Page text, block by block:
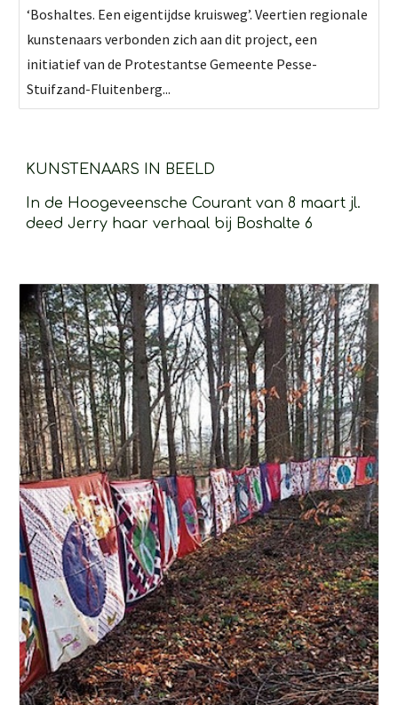
‘Boshaltes. Een eigentijdse kruisweg’. Veertien regionale
kunstenaars verbonden zich aan dit project, een
initiatief van de Protestantse Gemeente Pesse-
Stuifzand-Fluitenberg...
KUNSTENAARS IN BEELD
In de Hoogeveensche Courant van 8 maart jl.
deed Jerry haar verhaal bij Boshalte 6